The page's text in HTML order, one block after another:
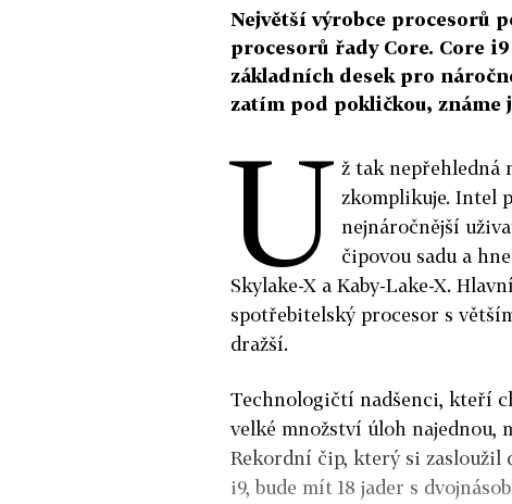
Největší výrobce procesorů
procesorů řady Core. Core
základních desek pro
zatím pod pokličkou, známe
U ž tak nepřehledná
zkomplikuje. Intel
nejnáročnější
čipovou sadu a
Skylake-X a Kaby-Lake-X.
spotřebitelský procesor s
dražší.
Technologičtí nadšenci, kteří
velké množství úloh najednou,
Rekordní čip, který si zasloužil
i9, bude mít 18 jader s